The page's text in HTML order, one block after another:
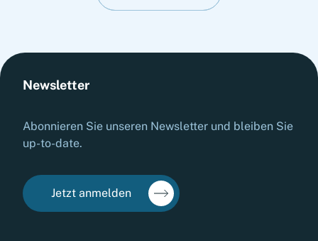
cash management, stabilize operations and
Newsletter
Abonnieren Sie unseren Newsletter und bleiben Sie
up-to-date.
Jetzt anmelden